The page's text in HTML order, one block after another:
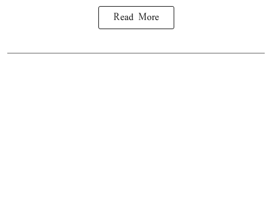
Read More